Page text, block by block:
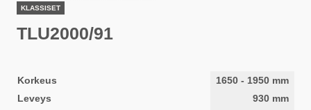
KLASSISET
TLU2000/91
Korkeus 1650 - 1950 mm
Leveys
930 mm